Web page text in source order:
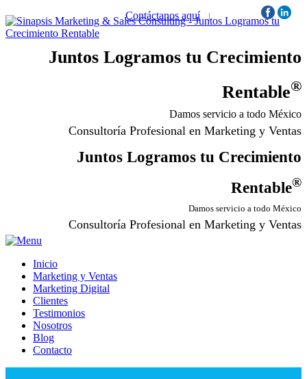
Contáctanos aquí | Síguenos:
Juntos Logramos tu Crecimiento
Rentable®
Damos servicio a todo México
Consultoría Profesional en Marketing y Ventas
Juntos Logramos tu Crecimiento
Rentable®
Damos servicio a todo México
Consultoría Profesional en Marketing y Ventas
Inicio
Marketing y Ventas
Marketing Digital
Clientes
Testimonios
Nosotros
Blog
Contacto